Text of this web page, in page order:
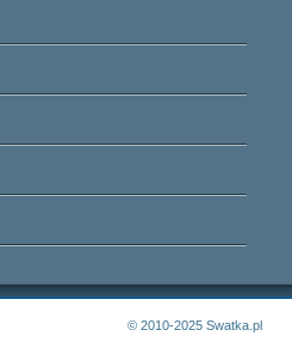
© 2010-2025 Swatka.pl